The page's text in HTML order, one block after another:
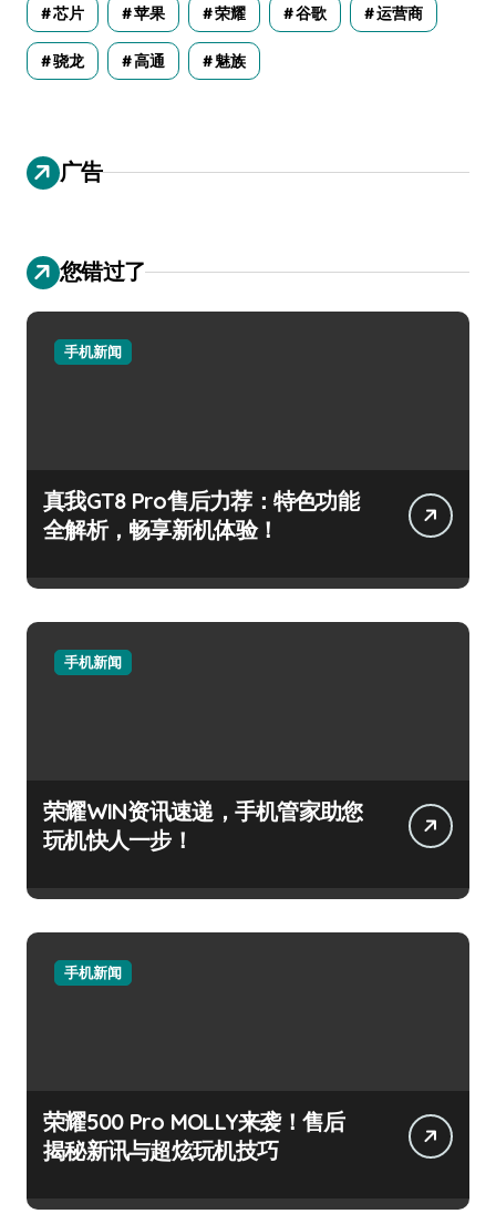
芯片 苹果 荣耀 谷歌 运营商
骁龙 高通 魅族
广告
您错过了
手机新闻
真我GT8 Pro售后力荐：特色功能
全解析，畅享新机体验！
手机新闻
荣耀WIN资讯速递，手机管家助您
玩机快人一步！
手机新闻
荣耀500 Pro MOLLY来袭！售后
揭秘新讯与超炫玩机技巧